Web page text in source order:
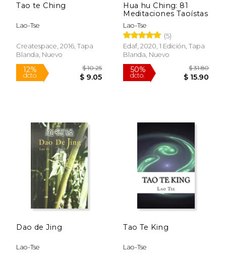
6%
Tao te Ching
Lao-Tse
Createspace, 2016, Tapa
Blanda, Nuevo
Hua hu Ching: 81
Meditaciones Taoístas
Lao-Tse
(5)
Edaf, 2020, 1 Edición, Tapa
Blanda, Nuevo
Dao de Jing
Lao-Tse
Tao Te King
Lao-Tse